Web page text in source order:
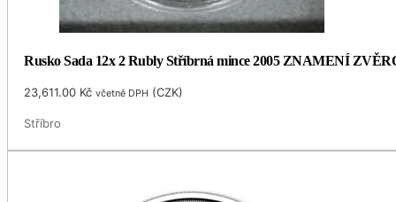
Rusko Sada 12x 2 Rubly Stříbrná mince 2005 ZNAMENÍ
23,611.00 Kč včetně DPH (CZK)
Stříbro